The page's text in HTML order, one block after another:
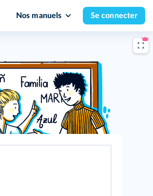
Nos manuels Se connecter